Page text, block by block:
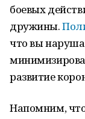
боевых
дружины.
что вы
развитие
Напомним,